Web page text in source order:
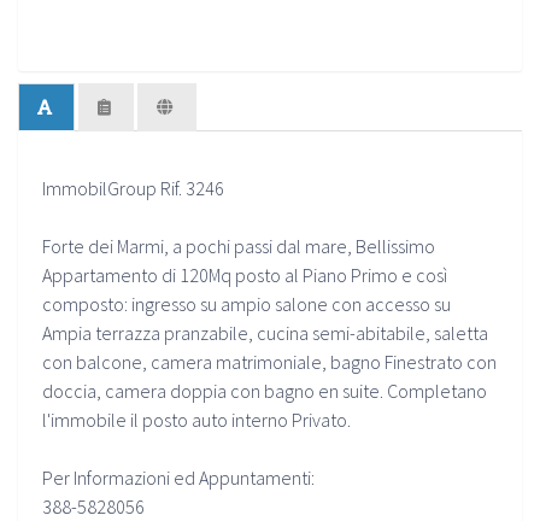
ImmobilGroup Rif. 3246
Forte dei Marmi, a pochi passi dal mare, Bellissimo
Appartamento di 120Mq posto al Piano Primo e così
composto: ingresso su ampio salone con accesso su
Ampia terrazza pranzabile, cucina semi-abitabile, saletta
con balcone, camera matrimoniale, bagno Finestrato con
doccia, camera doppia con bagno en suite. Completano
l'immobile il posto auto interno Privato.
Per Informazioni ed Appuntamenti:
388-5828056